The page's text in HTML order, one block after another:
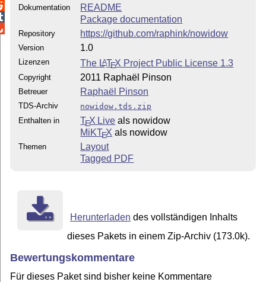
Dokumentation
README
Package documentation
Repository https://github.com/raphink/nowidow
Version 1.0
Lizenzen The LATEX Project Public License 1.3
Copyright 2011 Raphaël Pinson
Betreuer Raphaël Pinson
TDS-Archiv
nowidow.tds.zip
Enthalten in
TEX Live als nowidow
MiKTEX als nowidow
Themen
Layout
Tagged PDF
Herunterladen des vollständigen Inhalts
dieses Pakets in einem Zip-Archiv (173.0k).
Bewertungskommentare
Für dieses Paket sind bisher keine Kommentare